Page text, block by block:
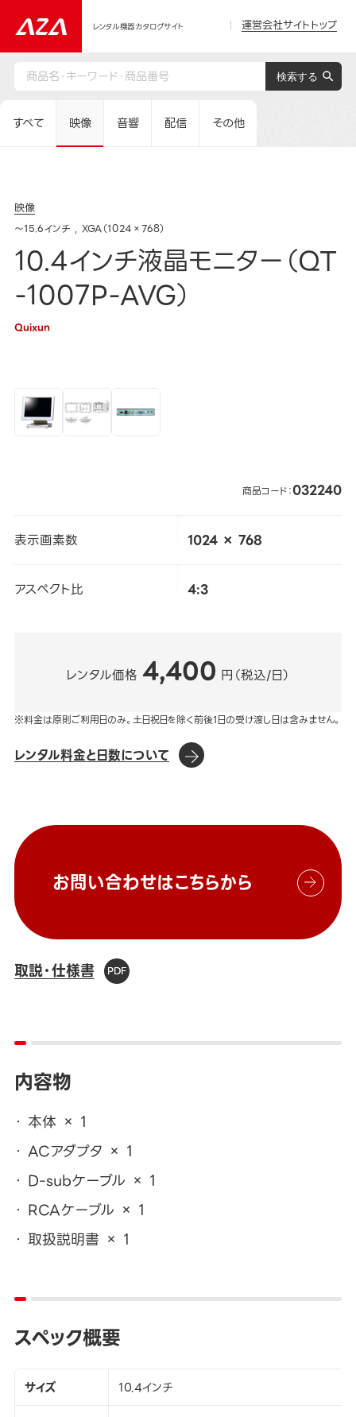
レンタル機器カタログサイト 運営会社サイトトップ
すべて 映像 音響 配信 その他
映像
～15.6インチ XGA（1024×768）
10.4インチ液晶モニター（QT
-1007P-AVG）
Quixun
商品コード：032240
表示画素数 1024 × 768
アスペクト比 4:3
レンタル価格 4,400 円（税込/日）
※料金は原則ご利用日のみ。土日祝日を除く前後1日の受け渡し日は含みません。
レンタル料金と日数について
お問い合わせはこちらから
取説・仕様書
内容物
本体 × 1
ACアダプタ × 1
D-subケーブル × 1
RCAケーブル × 1
取扱説明書 × 1
スペック概要
サイズ
10.4インチ